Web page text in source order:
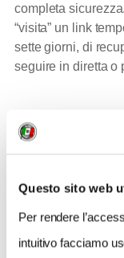
Questo sito web
Per rendere
intuitivo facciamo
completa
“visita” un link
sette giorni, di
seguire in diretta o
CONDIVIDI